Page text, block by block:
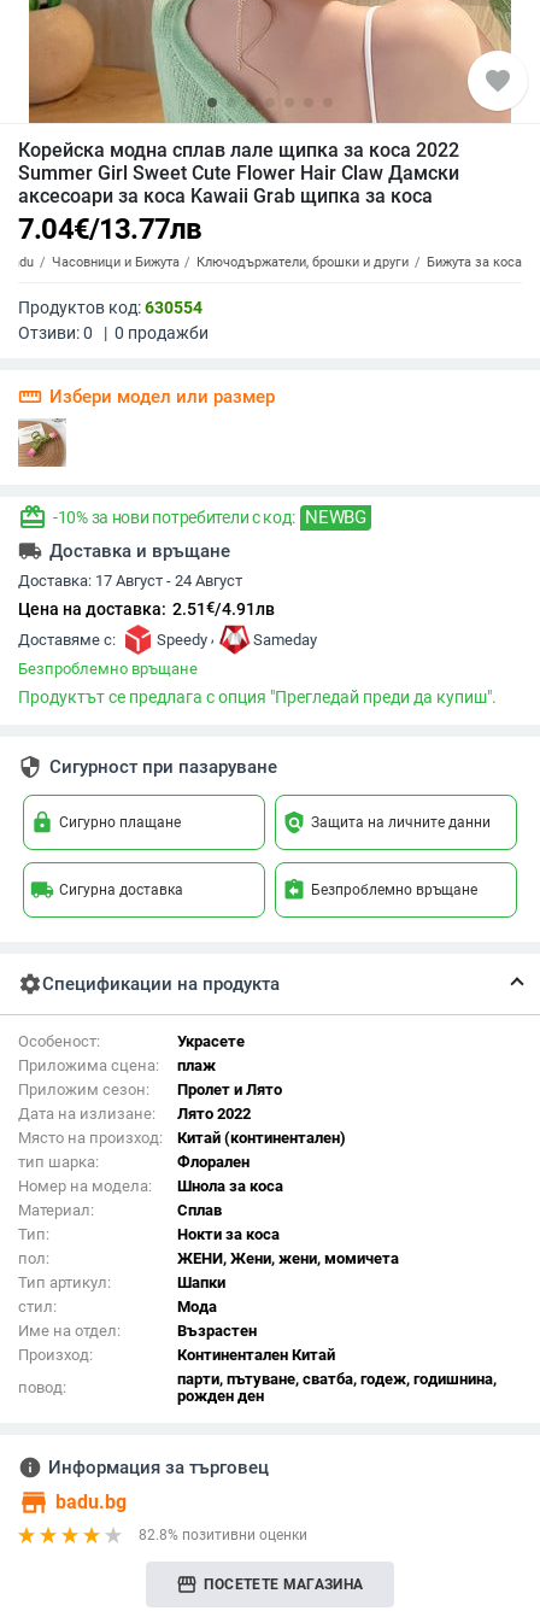
favorite
Корейска модна сплав лале щипка за коса 2022
Summer Girl Sweet Cute Flower Hair Claw Дамски
аксесоари за коса Kawaii Grab щипка за коса
7.04€/13.77лв
Badu Часовници и Бижута Ключодържатели, брошки и други Бижута за коса
Продуктов код:630554
Отзиви:0 | 0 продажби
straighten Избери модел или размер
redeem -10% за нови потребители с код: NEWBG
local_shipping Доставка и връщане
Доставка: 17 Август - 24 Август
Цена на доставка: 2.51€/4.91лв
Доставяме с: Speedy ,
Sameday
Безпроблемно връщане
Продуктът се предлага с опция "Прегледай преди да купиш".
security Сигурност при пазаруване
lock Сигурно плащане policy Защита на личните данни
local_shipping Сигурна доставка assignment_return Безпроблемно връщане
settingsСпецификации на продукта
Особеност:
Украсете
Приложима сцена:
плаж
Приложим сезон:
Пролет и Лято
Дата на излизане:
Лято 2022
Място на произход:
Китай (континентален)
тип шарка:
Флорален
Номер на модела:
Шнола за коса
Материал:
Сплав
Тип:
Нокти за коса
пол:
ЖЕНИ, Жени, жени, момичета
Тип артикул:
Шапки
стил:
Мода
Име на отдел:
Възрастен
Произход:
Континентален Китай
повод:
парти, пътуване, сватба, годеж, годишнина,
рожден ден
info Информация за търговец
store badu.bg
82.8% позитивни оценки
storefront ПОСЕТЕТЕ МАГАЗИНА